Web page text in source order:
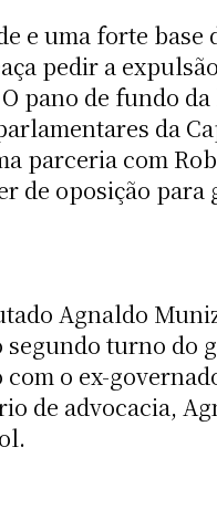
e uma forte
pedir a
pano de fundo
da
parceria com
de oposição
Agnaldo
segundo turno
o ex-
de advocacia,